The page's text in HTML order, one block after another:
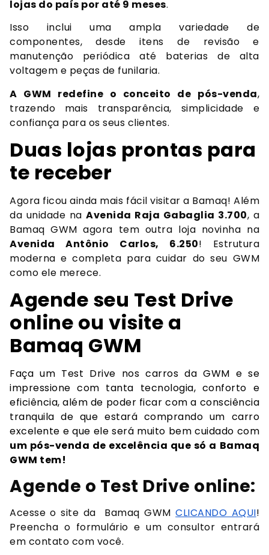
lojas do país por até 9 meses.
Isso inclui uma ampla variedade de
componentes, desde itens de revisão e
manutenção periódica até baterias de alta
voltagem e peças de funilaria.
A GWM redefine o conceito de pós-venda,
trazendo mais transparência, simplicidade e
confiança para os seus clientes.
Duas lojas prontas para
te receber
Agora ficou ainda mais fácil visitar a Bamaq! Além
da unidade na Avenida Raja Gabaglia 3.700, a
Bamaq GWM agora tem outra loja novinha na
Avenida Antônio Carlos, 6.250! Estrutura
moderna e completa para cuidar do seu GWM
como ele merece.
Agende seu Test Drive
online ou visite a
Bamaq GWM
Faça um Test Drive nos carros da GWM e se
impressione com tanta tecnologia, conforto e
eficiência, além de poder ficar com a consciência
tranquila de que estará comprando um carro
excelente e que ele será muito bem cuidado com
um pós-venda de excelência que só a Bamaq
GWM tem!
Agende o Test Drive online:
Acesse o site da Bamaq GWMCLICANDO AQUI!
Preencha o formulário e um consultor entrará
em contato com você.